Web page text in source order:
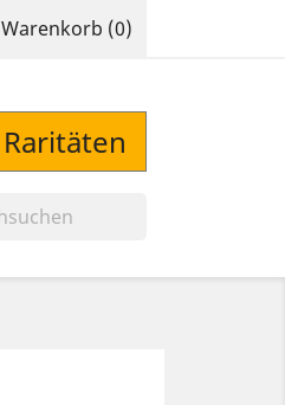
Warenkorb (0)
Raritäten